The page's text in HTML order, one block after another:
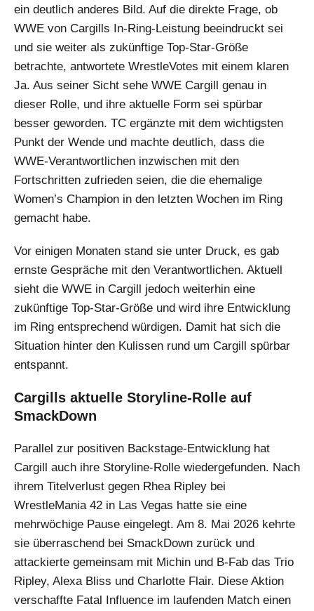
ein deutlich anderes Bild. Auf die direkte Frage, ob
WWE von Cargills In-Ring-Leistung beeindruckt sei
und sie weiter als zukünftige Top-Star-Größe
betrachte, antwortete WrestleVotes mit einem klaren
Ja. Aus seiner Sicht sehe WWE Cargill genau in
dieser Rolle, und ihre aktuelle Form sei spürbar
besser geworden. TC ergänzte mit dem wichtigsten
Punkt der Wende und machte deutlich, dass die
WWE-Verantwortlichen inzwischen mit den
Fortschritten zufrieden seien, die die ehemalige
Women’s Champion in den letzten Wochen im Ring
gemacht habe.
Vor einigen Monaten stand sie unter Druck, es gab
ernste Gespräche mit den Verantwortlichen. Aktuell
sieht die WWE in Cargill jedoch weiterhin eine
zukünftige Top-Star-Größe und wird ihre Entwicklung
im Ring entsprechend würdigen. Damit hat sich die
Situation hinter den Kulissen rund um Cargill spürbar
entspannt.
Cargills aktuelle Storyline-Rolle auf
SmackDown
Parallel zur positiven Backstage-Entwicklung hat
Cargill auch ihre Storyline-Rolle wiedergefunden. Nach
ihrem Titelverlust gegen Rhea Ripley bei
WrestleMania 42 in Las Vegas hatte sie eine
mehrwöchige Pause eingelegt. Am 8. Mai 2026 kehrte
sie überraschend bei SmackDown zurück und
attackierte gemeinsam mit Michin und B-Fab das Trio
Ripley, Alexa Bliss und Charlotte Flair. Diese Aktion
verschaffte Fatal Influence im laufenden Match einen